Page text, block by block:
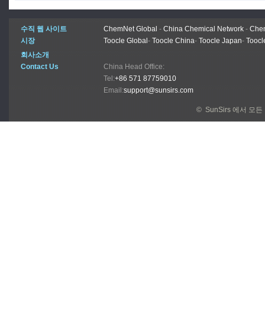
수직 웹 사이트 ChemNet Global - China Chemical Network -
시장
Toocle Global - Toocle China- Toocle Japan-
회사소개
Contact Us
China Head Office:
Tel:+86 571 87759010
Email:support@sunsirs.com
© SunSirs 에서 모